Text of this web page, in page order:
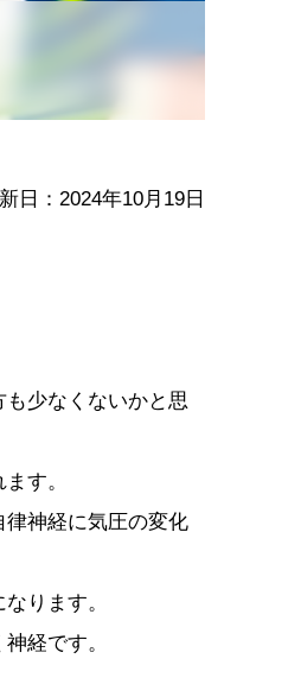
日：2024年10月19日
少なくないかと思
す。
神経に気圧の変化
ります。
経です。